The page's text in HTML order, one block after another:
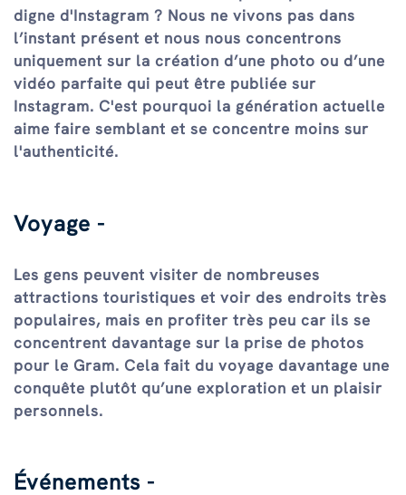
digne d'Instagram ? Nous ne vivons pas dans
l’instant présent et nous nous concentrons
uniquement sur la création d’une photo ou d’une
vidéo parfaite qui peut être publiée sur
Instagram. C'est pourquoi la génération actuelle
aime faire semblant et se concentre moins sur
l'authenticité.
Voyage -
Les gens peuvent visiter de nombreuses
attractions touristiques et voir des endroits très
populaires, mais en profiter très peu car ils se
concentrent davantage sur la prise de photos
pour le Gram. Cela fait du voyage davantage une
conquête plutôt qu’une exploration et un plaisir
personnels.
Événements -